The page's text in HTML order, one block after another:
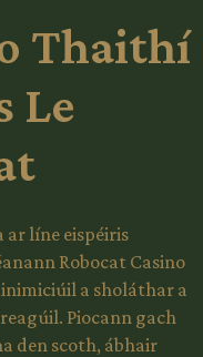
Thaithí
Le
ar líne eispéiris
Robocat Casino
a sholáthar a
Piocann gach
den scoth, ábhair